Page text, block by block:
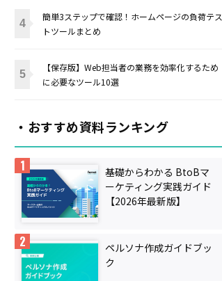
簡単3ステップで確認！ホームページの負荷テス
トツールまとめ
【保存版】Web担当者の業務を効率化するため
に必要なツール10選
・おすすめ資料ランキング
基礎からわかる BtoBマ
ーケティング実践ガイド
【2026年最新版】
ペルソナ作成ガイドブッ
ク